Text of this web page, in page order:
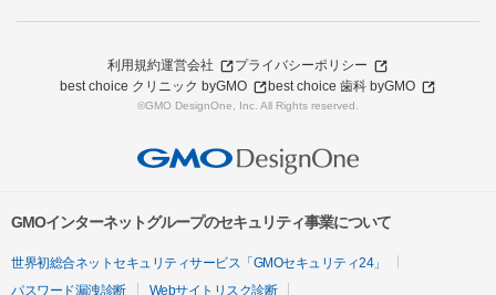
利用規約運営会社
プライバシーポリシー
best choice クリニック byGMO
best choice 歯科 byGMO
©GMO DesignOne, Inc. All Rights reserved.
GMOインターネットグループのセキュリティ事業について
世界初総合ネットセキュリティサービス「GMOセキュリティ24」
パスワード漏洩診断
Webサイトリスク診断